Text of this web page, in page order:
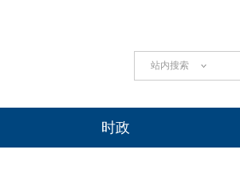
站内搜索
时政